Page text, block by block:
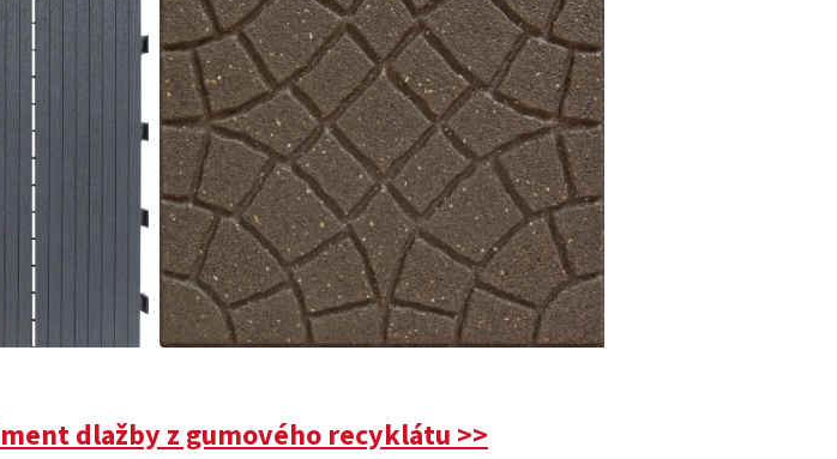
dlažby z gumového recyklátu >>